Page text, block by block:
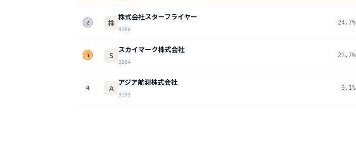
2 株
株式会社スターフライヤー
9206
24.7%
3 S
スカイマーク株式会社
9204
23.7%
4 A
アジア航測株式会社
9233
9.1%